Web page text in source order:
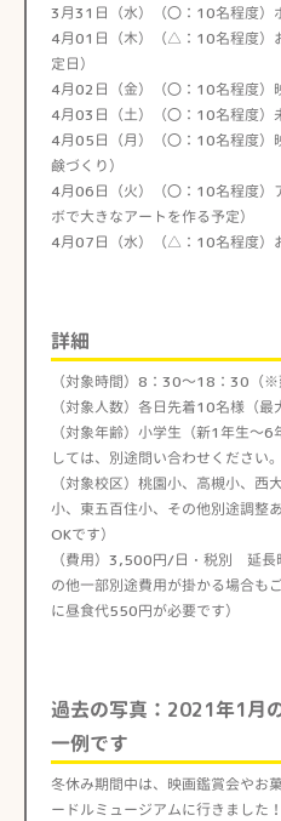
3月31日（水）（〇：10名程度）
4月01日（木）（△：10名程度）
定日）
4月02日（金）（〇：10名程度）
4月03日（土）（〇：10名程度）
4月05日（月）（〇：10名程度）
鹸づくり）
4月06日（火）（〇：10名程度）
ボで大きなアートを作る予定）
4月07日（水）（△：10名程度）
詳細
（対象時間）8：30～18：30（
（対象人数）各日先着10名様（最
（対象年齢）小学生（新1年生～
しては、別途問い合わせください。
（対象校区）桃園小、高槻小、
小、東五百住小、その他別途調整
OKです）
（費用）3,500円/日・税別 延
の他一部別途費用が掛かる場合も
に昼食代550円が必要です）
過去の写真：2021年1月
一例です
冬休み期間中は、映画鑑賞会やお
ードルミュージアムに行きました！